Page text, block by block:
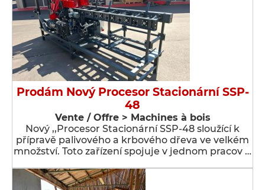
Prodám Nový Procesor Stacionární SSP-
48
Vente / Offre > Machines à bois
Nový ,,Procesor Stacionární SSP-48 sloužící k
přípravě palivového a krbového dřeva ve velkém
množství. Toto zařízení spojuje v jednom pracov …